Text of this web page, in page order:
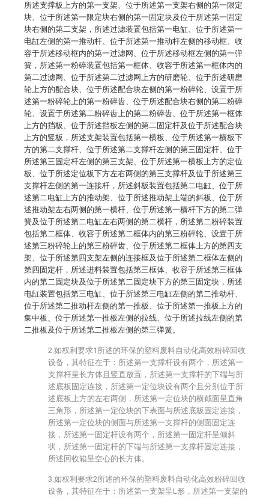
所述支撑板上方的第一支架、位于所述第一支架右侧的第一限定
块、位于所述第一限定块右侧的第一固定块及位于所述第一固定
块右侧的第二支架，所述过滤装置包括第一电缸、位于所述第一
电缸左侧的第一推动杆、位于所述第一推动杆左侧的移动框、收
容于所述移动框内的第一过滤网、位于所述移动框左侧的第一弹
簧，所述第一粉碎装置包括第一框体、收容于所述第一框体内的
第二过滤网、位于所述第二过滤网上方的研磨轮、位于所述研磨
轮上方的配合块、位于所述配合块左侧的第一粉碎轮、设置于所
述第一粉碎轮上的第一粉碎齿、位于所述配合块右侧的第二粉碎
轮、设置于所述第二粉碎齿上的第二粉碎齿、位于所述第一框体
上方的挡板、位于所述挡板左侧的第二固定杆及位于所述配合块
上方的竖板，所述支架装置包括第一横板、位于所述第一横板下
方的第二支撑杆、位于所述第二支撑杆左侧的第三固定杆、位于
所述第三固定杆左侧的第三支架、位于所述第一横板上方的定位
板、位于所述定位板下方左右两侧的第三支撑杆及位于所述第三
支撑杆左侧的第一连接杆，所述斜板装置包括第二电缸、位于所
述第二电缸上方的推动架、位于所述推动架上端的斜板、位于所
述推动架左右两侧的第一横杆、位于所述第一横杆下方的第二弹
簧及位于所述第二电缸左右两侧的第二横杆，所述第二粉碎装置
包括第二框体、收容于所述第二框体内的第三粉碎轮、设置于所
述第三粉碎轮上的第三粉碎齿、位于所述第二框体上方的第四支
架、位于所述第四支架左侧的连接框及位于所述第二框体左侧的
第四固定杆，所述进料装置包括第三框体、收容于所述第三框体
内的第二固定块及位于所述第二固定块下方的第三固定块，所述
电缸装置包括第三电缸、位于所述第三电缸左侧的第二推动杆、
位于所述第二推动杆左侧的第一推板、位于所述第一推板上方的
集中板、位于所述第一推板左侧的拉线、位于所述拉线左侧的第
二推板及位于所述第二推板左侧的第三弹簧。
2.如权利要求1所述的环保的塑料废料自动化高效粉碎回收
设备，其特征在于：所述第一支撑杆设有两个，所述第一
支撑杆呈长方体且竖直放置，所述第一支撑杆的下端与所
述底板固定连接，所述第一定位块设有两个且分别位于所
述底板上方的左右两侧，所述第一定位块的横截面呈直角
三角形，所述第一定位块的下表面与所述底板固定连接，
所述第一定位块的侧面与所述第一支撑杆的侧面固定连
接，所述第一固定杆设有两个，所述第一固定杆呈倾斜
状，所述第一固定杆的下端与所述第一支撑杆固定连接，
所述回收箱呈空心的长方体。
3.如权利要求2所述的环保的塑料废料自动化高效粉碎回收
设备，其特征在于：所述第一支架呈L形，所述第一支架的